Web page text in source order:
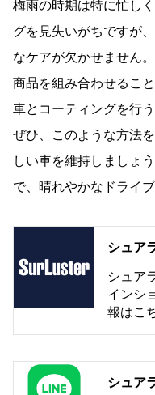
梅雨の時期は特に忙し
グを見失いがちですが
なケアが欠かせません
商品を組み合わせるこ
車とコーティングを行
ぜひ、このような方法
しい車を維持しましょ
で、晴れやかなドライ
シュア
シュア
インシ
報はこ
シュア